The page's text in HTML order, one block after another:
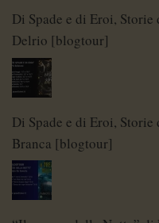
Di Spade e di Eroi,
Delrio [blogtour]
Di Spade e di Eroi,
Branca [blogtour]